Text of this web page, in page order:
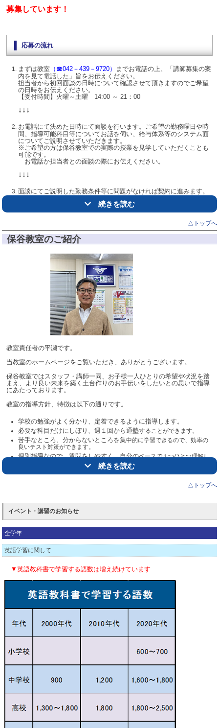
↓↓↓
④入会お申込み
お子さまが「勉強しよう」と思ったその時、保護者の方が「勉強させ
よう」と思った瞬間が個太郎塾に通い始める絶好のタイミングです。
↓↓↓
授業スタート
入会時に決めた通塾日、学習プラン、目標に沿って授業を実施してい
きます。
月度の途中からでもスタートできます。
【☎042-439-9720 個太郎塾保谷教室】
募集しています！
応募の流れ
まずは教室 （ ☎042－439－9720） までお電話の上、「講師募集の案
内を見て電話した」旨をお伝えください。
担当者から初回面談の日時について確認させて頂きますのでご希望
の日時をお伝えください。
【受付時間】火曜～土曜 14:00 ～ 21：00
↓↓↓
お電話にて決めた日時にて面談を行います。ご希望の勤務曜日や時
間、指導可能科目等についてお話を伺い、給与体系等のシステム面
についてご説明させていただきます。
※ご希望の方は保谷教室での実際の授業を見学していただくことも
可能です。
お電話か担当者との面談の際にお伝えください。
↓↓↓
面談にてご説明した勤務条件等に問題がなければ契約に進みます。
↓↓↓
個太郎塾本部が毎月開催している合同研修会に参加していただきま
す。
塾で働くにあたっての心構えから授業における基本動作、参加者同
安心してご参加いただけます！
本部での研修が終わったら教室でも模擬授業にて基本動作の確認を
行います。それが終わればいよいよ授業開始です！
はじめの内は担当する生徒の情報や授業内容、宿題の出し方等について
スタッフが確認しますので安心してください。
授業後にはフィードバック（振り返り）を行いますので、良かった点と
もっと良くできる点を整理して次の授業に活かしましょう！
たちを遠慮なく頼ってください！
ょう！
未経験OK 安心の研修制度
した研修マニュアルと授業ノウハウがあります！
「採用されたのはいいけど指示も何もなく全部丸投げ」みたいなことに
は絶対になりませんのでご安心ください。
担当講師制なので、毎週決まった曜日であれば週１日から勤務が可能で
大学の研究室・ゼミの予定などでどうしても勤務が難しい日が出てくる
主婦・社会人講師も歓迎！
続きを読む
△トップへ
保谷教室のご紹介
教室責任者の平瀬です。
当教室のホームページをご覧いただき、ありがとうございます。
保谷教室ではスタッフ・講師一同、お子様一人ひとりの希望や状況を踏
まえ、より良い未来を築く土台作りのお手伝いをしたいとの思いで指導
にあたっております。
教室の指導方針、特徴は以下の通りです。
学校の勉強がよく分かり、定着できるように指導します。
必要な科目だけにしぼり、週１回から通塾することができます。
苦手なところ、分からないところを集中的に学習できるので、効率の
良いテスト対策ができます。
個別指導なので、質問をしやすく、自分のペースで１つひとつ理解し
英検対策も行います。試験日が近づくと集中的に英
お子様の学習方法についてご提案します。
【☎042-439-9720 個太郎塾保谷教室】
担当：平瀬
続きを読む
△トップへ
イベント・講習のお知らせ
全学年
英語学習に関して
▼英語教科書で学習する語数は増え続けています